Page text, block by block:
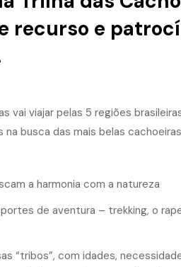
recurso e
vai viajar pelas 5 regiões
na busca das mais belas
a harmonia com a natureza
de aventura – trekking, o
“tribos”, com idades,